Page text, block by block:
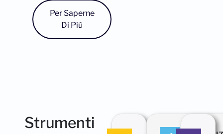
Per Saperne
Di Più
Strumenti